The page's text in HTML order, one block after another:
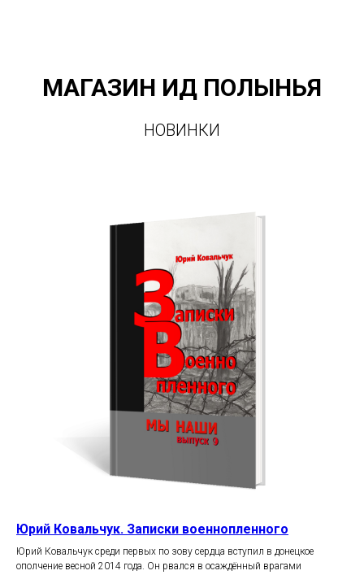
МАГАЗИН ИД ПОЛЫНЬЯ
НОВИНКИ
Юрий Ковальчук. Записки военнопленного
Юрий Ковальчук среди первых по зову сердца вступил в донецкое
ополчение весной 2014 года. Он рвался в осаждённый врагами